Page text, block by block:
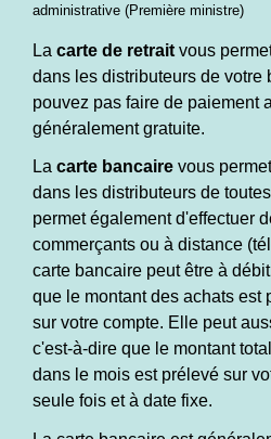
administrative (Première ministre)
La carte de retrait vous
dans les distributeurs de votre
pouvez pas faire de paiement
généralement gratuite.
La carte bancaire vous
dans les distributeurs de
permet également d'effectuer
commerçants ou à distance
carte bancaire peut être à
que le montant des achats est
sur votre compte. Elle peut
c'est-à-dire que le montant
dans le mois est prélevé sur
seule fois et à date fixe.